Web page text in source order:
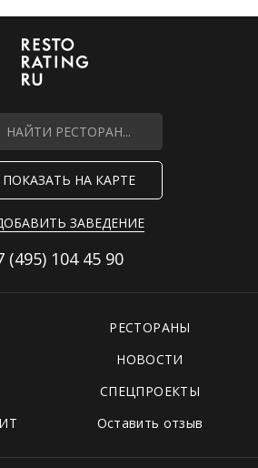
НАЙТИ РЕСТОРАН...
ПОКАЗАТЬ НА КАРТЕ
ЗАВЕДЕНИЕ
(495) 104 45 90
РЕСТОРАНЫ
НОВОСТИ
СПЕЦПРОЕКТЫ
Оставить отзыв